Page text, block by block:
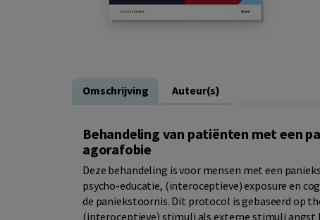
Omschrijving Auteur(s)
Behandeling van patiënten met een
agorafobie
Deze behandeling is voor mensen met een
psycho-educatie, (interoceptieve) exposure en
de paniekstoornis. Dit protocol is gebaseerd op
(interoceptieve) stimuli als externe stimuli angst